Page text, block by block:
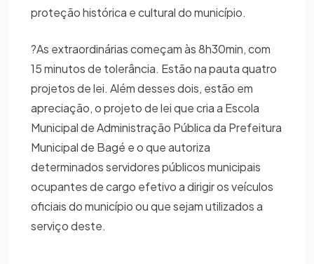
proteção histórica e cultural do município.
?As extraordinárias começam às 8h30min, com
15 minutos de tolerância. Estão na pauta quatro
projetos de lei. Além desses dois, estão em
apreciação, o projeto de lei que cria a Escola
Municipal de Administração Pública da Prefeitura
Municipal de Bagé e o que autoriza
determinados servidores públicos municipais
ocupantes de cargo efetivo a dirigir os veículos
oficiais do município ou que sejam utilizados a
serviço deste.